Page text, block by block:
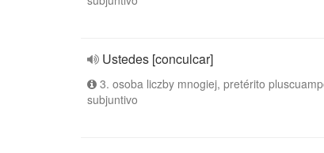
Ustedes [conculcar]
3. osoba liczby mnogiej, pretérito
subjuntivo